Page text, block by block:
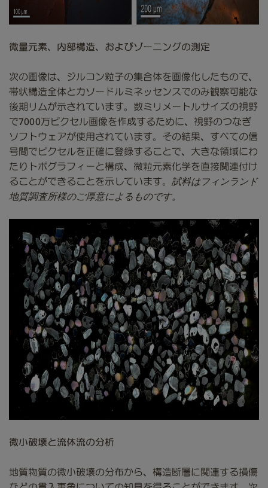
微量元素、内部構造、およびゾーニングの測定
次の画像は、ジルコン粒子の集合体を画像化したもので、
帯状構造全体とカソードルミネッセンスでのみ観察可能な
後期リムが示されています。数ミリメートルサイズの視野
で7000万ピクセル画像を作成するために、視野のつなぎ
ソフトウェアが使用されています。その結果、すべての信
号間でピクセルを正確に登録することで、大きな領域にわ
たりトポグラフィーと構成、微粒元素化学を直接関連付け
ることができることを示しています。 試料はフィンランド
地質調査所様のご厚意によるものです。
微小破壊と流体流の分析
地質物質の微小破壊の分布から、構造断層に関連する損傷